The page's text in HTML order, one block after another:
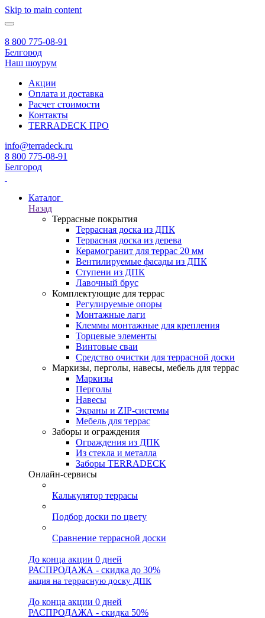
Skip to main content
8 800 775-08-91
Белгород
Наш шоурум
Акции
Оплата и доставка
Расчет стоимости
Контакты
TERRADECK ПРО
info@terradeck.ru
8 800 775-08-91
Белгород
Каталог
Назад
Террасные покрытия
Террасная доска из ДПК
Террасная доска из дерева
Керамогранит для террас 20 мм
Вентилируемые фасады из ДПК
Ступени из ДПК
Лавочный брус
Комплектующие для террас
Регулируемые опоры
Монтажные лаги
Клеммы монтажные для крепления
Торцевые элементы
Винтовые сваи
Средство очистки для террасной доски
Маркизы, перголы, навесы, мебель для террас
Маркизы
Перголы
Навесы
Экраны и ZIP-системы
Мебель для террас
Заборы и ограждения
Ограждения из ДПК
Из стекла и металла
Заборы TERRADECK
Онлайн-сервисы
Калькулятор террасы
Подбор доски по цвету
Сравнение террасной доски
До конца акции 0 дней
РАСПРОДАЖА - скидка до 30%
акция на террасную доску ДПК
До конца акции 0 дней
РАСПРОДАЖА - скидка 50%